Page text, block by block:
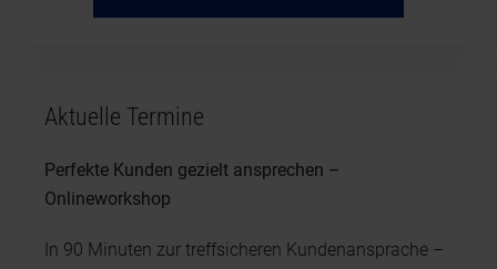
Aktuelle Termine
Perfekte Kunden gezielt ansprechen –
Onlineworkshop
In 90 Minuten zur treffsicheren Kundenansprache –